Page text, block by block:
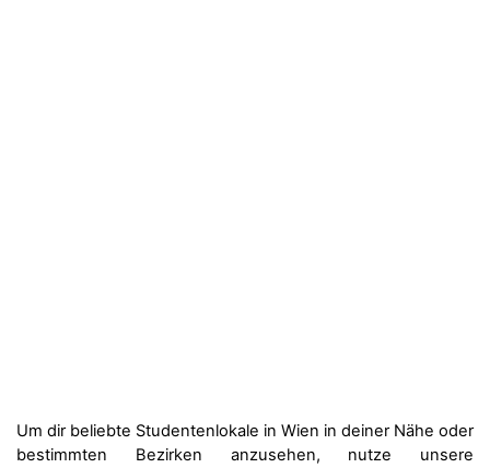
Um dir beliebte Studentenlokale in Wien in deiner Nähe oder
bestimmten Bezirken anzusehen, nutze unsere